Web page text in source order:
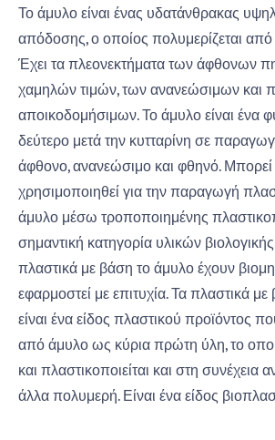
Το άμυλο είναι ένας υδατάνθρακας
απόδοσης, ο οποίος πολυμερίζεται
Έχει τα πλεονεκτήματα των άφθονων
χαμηλών τιμών, των ανανεώσιμων και
αποικοδομήσιμων. Το άμυλο είναι ένα
δεύτερο μετά την κυτταρίνη σε
άφθονο, ανανεώσιμο και φθηνό.
χρησιμοποιηθεί για την παραγωγή
άμυλο μέσω τροποποιημένης
σημαντική κατηγορία υλικών
πλαστικά με βάση το άμυλο έχουν
εφαρμοστεί με επιτυχία. Τα πλαστικά
είναι ένα είδος πλαστικού προϊόντος
από άμυλο ως κύρια πρώτη ύλη, το
και πλαστικοποιείται και στη συνέχεια
άλλα πολυμερή. Είναι ένα είδος